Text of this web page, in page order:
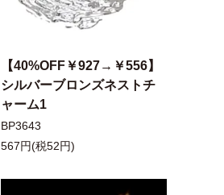
【40%OFF￥927→￥556】
シルバーブロンズネストチ
ャーム1
BP3643
567円(税52円)